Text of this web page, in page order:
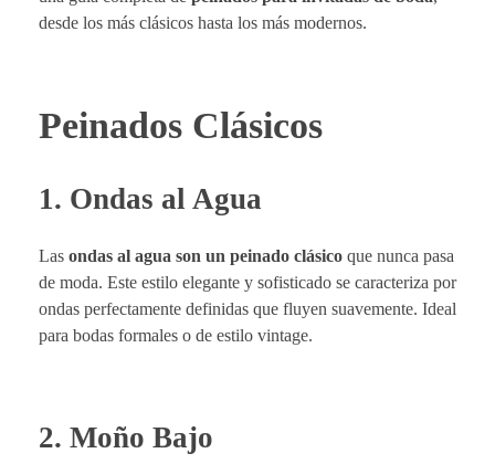
desde los más clásicos hasta los más modernos.
Peinados Clásicos
1. Ondas al Agua
Las ondas al agua son un peinado clásico que nunca pasa
de moda. Este estilo elegante y sofisticado se caracteriza por
ondas perfectamente definidas que fluyen suavemente. Ideal
para bodas formales o de estilo vintage.
2. Moño Bajo